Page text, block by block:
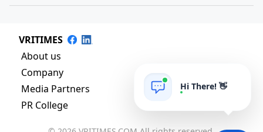
VRITIMES
About us
Company
Media Partners
PR College
Hi There! 👋